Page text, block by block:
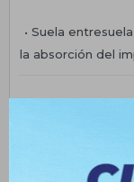
• Suela
la absorción del